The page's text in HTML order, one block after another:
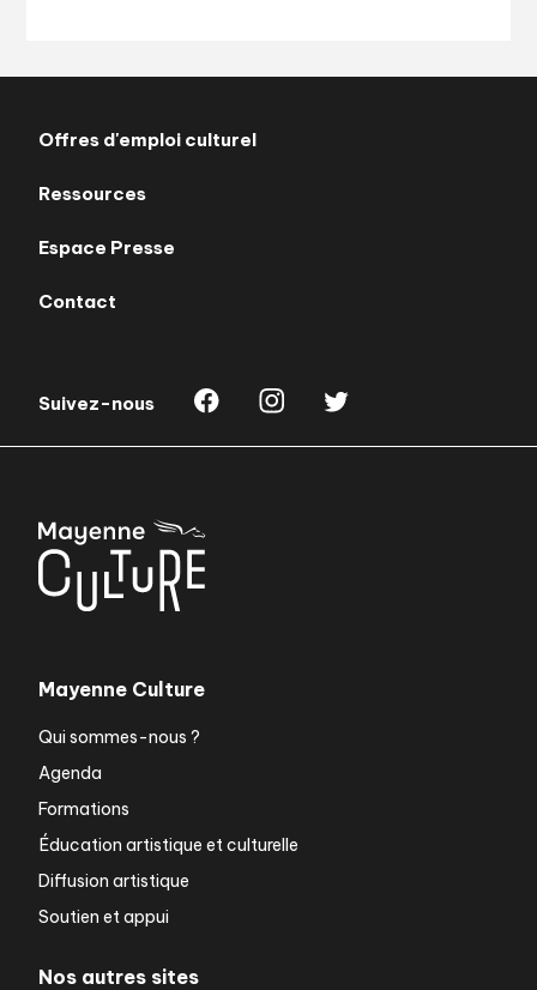
Offres d'emploi culturel
Ressources
Espace Presse
Contact
Suivez-nous
Mayenne Culture
Qui sommes-nous ?
Agenda
Formations
Éducation artistique et culturelle
Diffusion artistique
Soutien et appui
Nos autres sites